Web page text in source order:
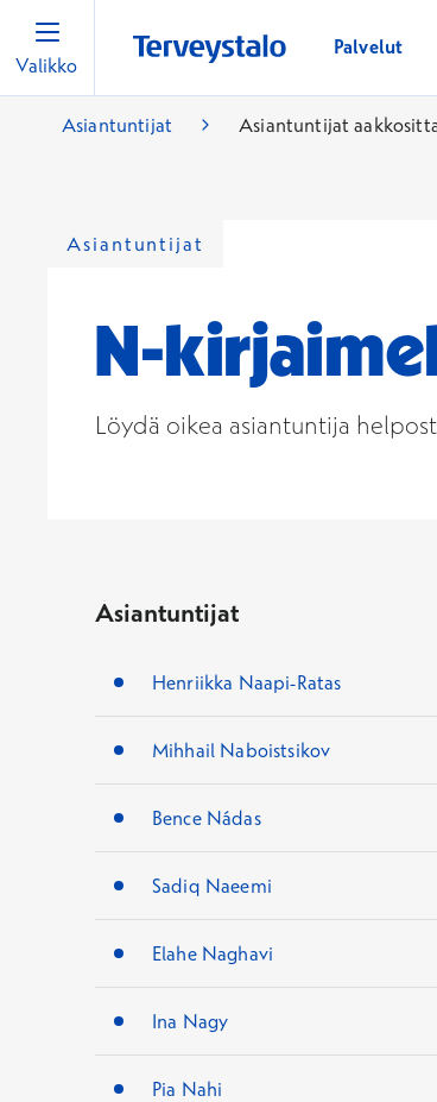
Valikko
Palvelut
Asiantuntijat Asiantuntijat
Asiantuntijat
N-
Löydä oikea asiantuntija
Asiantuntijat
Henriikka Naapi-Ratas
Mihhail Naboistsikov
Bence Nádas
Sadiq Naeemi
Elahe Naghavi
Ina Nagy
Pia Nahi